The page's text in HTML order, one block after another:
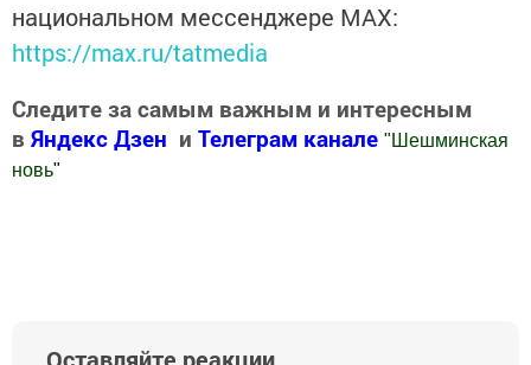
национальном мессенджере MАХ:
https://max.ru/tatmedia
Следите за самым важным и интересным
в Яндекс Дзен и Телеграм канале " Шешминская
новь"
Оставляйте реакции